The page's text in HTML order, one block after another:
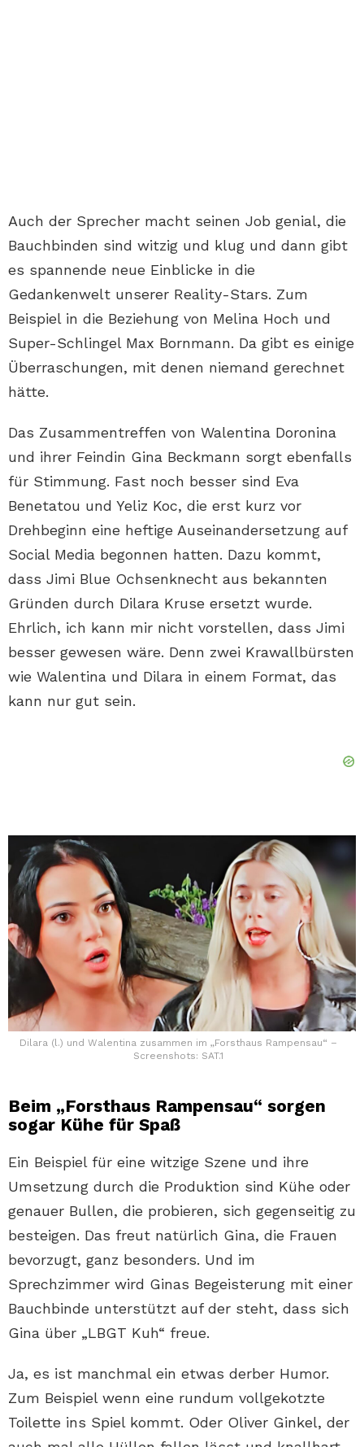
Auch der Sprecher macht seinen Job genial, die
Bauchbinden sind witzig und klug und dann gibt
es spannende neue Einblicke in die
Gedankenwelt unserer Reality-Stars. Zum
Beispiel in die Beziehung von Melina Hoch und
Super-Schlingel Max Bornmann. Da gibt es einige
Überraschungen, mit denen niemand gerechnet
hätte.
Das Zusammentreffen von Walentina Doronina
und ihrer Feindin Gina Beckmann sorgt ebenfalls
für Stimmung. Fast noch besser sind Eva
Benetatou und Yeliz Koc, die erst kurz vor
Drehbeginn eine heftige Auseinandersetzung auf
Social Media begonnen hatten. Dazu kommt,
dass Jimi Blue Ochsenknecht aus bekannten
Gründen durch Dilara Kruse ersetzt wurde.
Ehrlich, ich kann mir nicht vorstellen, dass Jimi
besser gewesen wäre. Denn zwei Krawallbürsten
wie Walentina und Dilara in einem Format, das
kann nur gut sein.
Dilara (l.) und Walentina zusammen im „Forsthaus Rampensau“ –
Screenshots: SAT.1
Beim „Forsthaus Rampensau“ sorgen
sogar Kühe für Spaß
Ein Beispiel für eine witzige Szene und ihre
Umsetzung durch die Produktion sind Kühe oder
genauer Bullen, die probieren, sich gegenseitig zu
besteigen. Das freut natürlich Gina, die Frauen
bevorzugt, ganz besonders. Und im
Sprechzimmer wird Ginas Begeisterung mit einer
Bauchbinde unterstützt auf der steht, dass sich
Gina über „LBGT Kuh“ freue.
Ja, es ist manchmal ein etwas derber Humor.
Zum Beispiel wenn eine rundum vollgekotzte
Toilette ins Spiel kommt. Oder Oliver Ginkel, der